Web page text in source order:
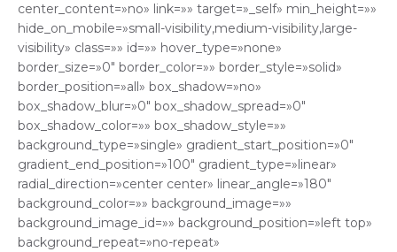
center_content=»no» link=»» target=»_self» min_height=»»
hide_on_mobile=»small-visibility,medium-visibility,large-
visibility» class=»» id=»» hover_type=»none»
border_size=»0″ border_color=»» border_style=»solid»
border_position=»all» box_shadow=»no»
box_shadow_blur=»0″ box_shadow_spread=»0″
box_shadow_color=»» box_shadow_style=»»
background_type=»single» gradient_start_position=»0″
gradient_end_position=»100″ gradient_type=»linear»
radial_direction=»center center» linear_angle=»180″
background_color=»» background_image=»»
background_image_id=»» background_position=»left top»
background_repeat=»no-repeat»